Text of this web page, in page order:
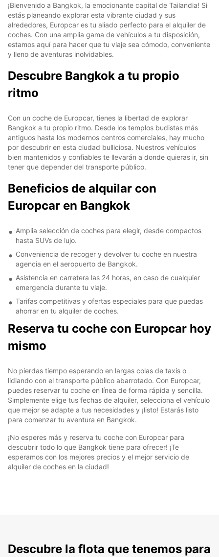
¡Bienvenido a Bangkok, la emocionante capital de Tailandia! Si
estás planeando explorar esta vibrante ciudad y sus
alrededores, Europcar es tu aliado perfecto para el alquiler de
coches. Con una amplia gama de vehículos a tu disposición,
estamos aquí para hacer que tu viaje sea cómodo, conveniente
y lleno de aventuras inolvidables.
Descubre Bangkok a tu propio
ritmo
Con un coche de Europcar, tienes la libertad de explorar
Bangkok a tu propio ritmo. Desde los templos budistas más
antiguos hasta los modernos centros comerciales, hay mucho
por descubrir en esta ciudad bulliciosa. Nuestros vehículos
bien mantenidos y confiables te llevarán a donde quieras ir, sin
tener que depender del transporte público.
Beneficios de alquilar con
Europcar en Bangkok
Amplia selección de coches para elegir, desde compactos
hasta SUVs de lujo.
Conveniencia de recoger y devolver tu coche en nuestra
agencia en el aeropuerto de Bangkok.
Asistencia en carretera las 24 horas, en caso de cualquier
emergencia durante tu viaje.
Tarifas competitivas y ofertas especiales para que puedas
ahorrar en tu alquiler de coches.
Reserva tu coche con Europcar hoy
mismo
No pierdas tiempo esperando en largas colas de taxis o
lidiando con el transporte público abarrotado. Con Europcar,
puedes reservar tu coche en línea de forma rápida y sencilla.
Simplemente elige tus fechas de alquiler, selecciona el vehículo
que mejor se adapte a tus necesidades y ¡listo! Estarás listo
para comenzar tu aventura en Bangkok.
¡No esperes más y reserva tu coche con Europcar para
descubrir todo lo que Bangkok tiene para ofrecer! ¡Te
esperamos con los mejores precios y el mejor servicio de
alquiler de coches en la ciudad!
Descubre la flota que tenemos para